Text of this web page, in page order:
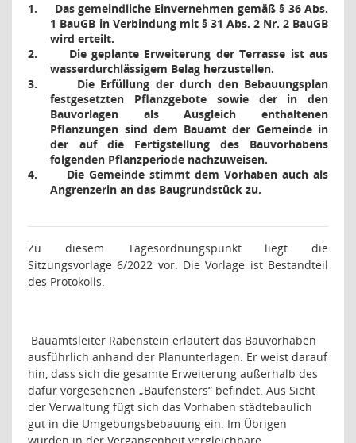
1.
Das gemeindliche Einvernehmen gemäß § 36 Abs.
1 BauGB in Verbindung mit § 31 Abs. 2 Nr. 2 BauGB
wird erteilt.
2.
Die geplante Erweiterung der Terrasse ist aus
wasserdurchlässigem Belag herzustellen.
3.
Die Erfüllung der durch den Bebauungsplan
festgesetzten Pflanzgebote sowie der in den
Bauvorlagen als Ausgleich enthaltenen
Pflanzungen sind dem Bauamt der Gemeinde in
der auf die Fertigstellung des Bauvorhabens
folgenden Pflanzperiode nachzuweisen.
4.
Die Gemeinde stimmt dem Vorhaben auch als
Angrenzerin an das Baugrundstück zu.
Zu diesem Tagesordnungspunkt liegt die
Sitzungsvorlage 6/2022 vor. Die Vorlage ist Bestandteil
des Protokolls.
Bauamtsleiter Rabenstein erläutert das Bauvorhaben
ausführlich anhand der Planunterlagen. Er weist darauf
hin, dass sich die gesamte Erweiterung außerhalb des
dafür vorgesehenen „Baufensters“ befindet. Aus Sicht
der Verwaltung fügt sich das Vorhaben städtebaulich
gut in die Umgebungsbebauung ein. Im Übrigen